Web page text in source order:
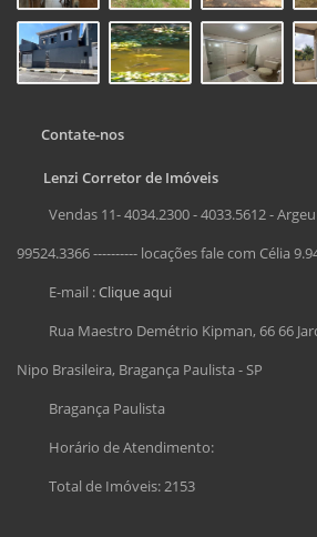
Contate-nos
Lenzi Corretor de Imóveis
Vendas 11- 4034.2300 - 4033.5612 -
99524.3366 ---------- locações fale com Célia
E-mail :Clique aqui
Rua Maestro Demétrio Kipman, 66 66
Nipo Brasileira, Bragança Paulista - SP
Bragança Paulista
Horário de Atendimento:
Total de Imóveis: 2153